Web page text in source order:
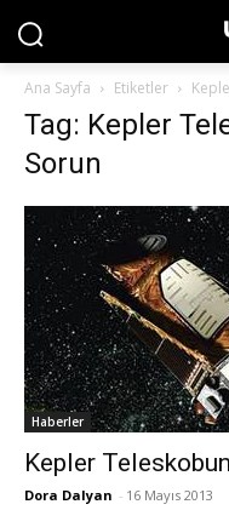
Ana Sayfa Etiketler
Tag: Kepler
Sorun
Haberler
Kepler
Dora Dalyan - 16 Mayıs 2013